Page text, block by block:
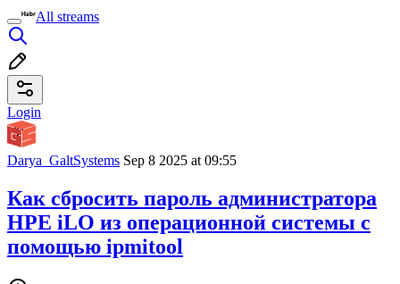
All streams
Login
Darya_GaltSystems Sep 8 2025 at 09:55
Как сбросить пароль администратора
HPE iLO из операционной системы с
помощью ipmitool